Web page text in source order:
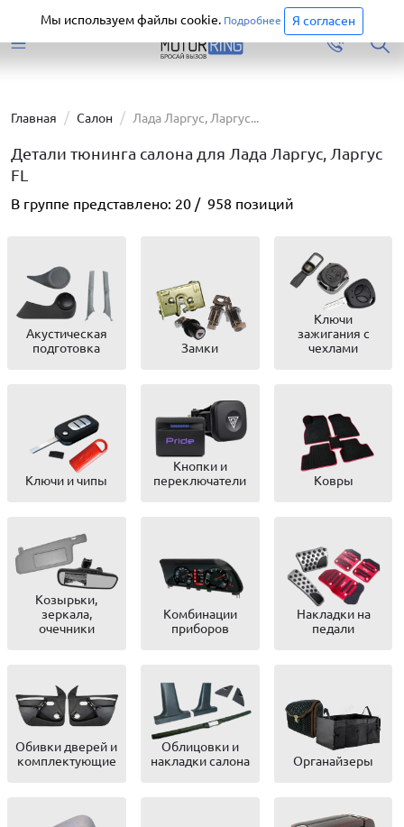
Перейти
Главная Салон Лада Ларгус, Ларгус...
Детали тюнинга салона для Лада Ларгус, Ларгус
FL
В группе представлено: 20 / 958 позиций
Акустическая
подготовка
Замки
Ключи
зажигания с
чехлами
Ключи и чипы
Кнопки и
переключатели
Ковры
Козырьки,
зеркала,
очечники
Комбинации
приборов
Накладки на
педали
Обивки дверей и
комплектующие
Облицовки и
накладки салона
Органайзеры
Мы используем файлы cookie. Подробнее Я согласен